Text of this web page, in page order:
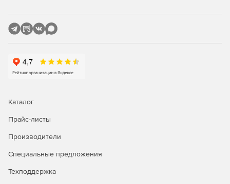
Каталог
Прайс-листы
Производители
Специальные предложения
Техподдержка